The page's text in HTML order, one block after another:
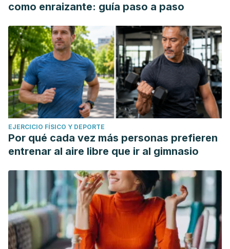
como enraizante: guía paso a paso
EJERCICIO FÍSICO Y DEPORTE
Por qué cada vez más personas prefieren
entrenar al aire libre que ir al gimnasio